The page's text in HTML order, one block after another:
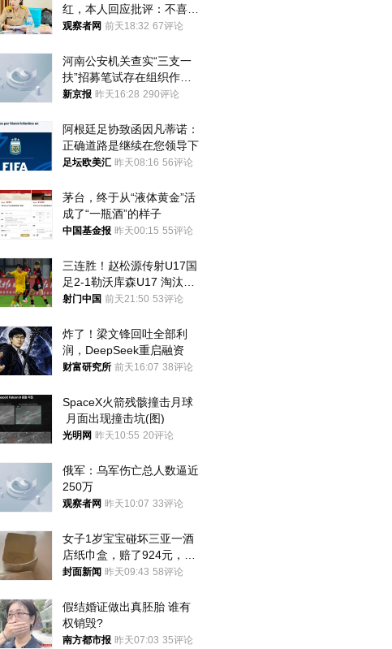
红，本人回应批评：不喜欢
就别看
观察者网 前天18:32 67评论
河南公安机关查实“三支一
扶”招募笔试存在组织作弊
犯罪行为
新京报 昨天16:28 290评论
阿根廷足协致函因凡蒂诺：
正确道路是继续在您领导下
足坛欧美汇 昨天08:16 56评论
茅台，终于从“液体黄金”活
成了“一瓶酒”的样子
中国基金报 昨天00:15 55评论
三连胜！赵松源传射U17国
足2-1勒沃库森U17 淘汰赛
将战河床
射门中国 前天21:50 53评论
炸了！梁文锋回吐全部利
润，DeepSeek重启融资
财富研究所 前天16:07 38评论
SpaceX火箭残骸撞击月球
月面出现撞击坑(图)
光明网 昨天10:55 20评论
俄军：乌军伤亡总人数逼近
250万
观察者网 昨天10:07 33评论
女子1岁宝宝碰坏三亚一酒
店纸巾盒，赔了924元，发
帖吐槽后酒店退还一半的
封面新闻 昨天09:43 58评论
假结婚证做出真胚胎 谁有
权销毁?
南方都市报 昨天07:03 35评论